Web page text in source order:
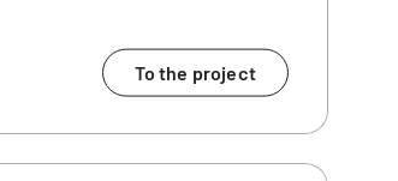
To the project